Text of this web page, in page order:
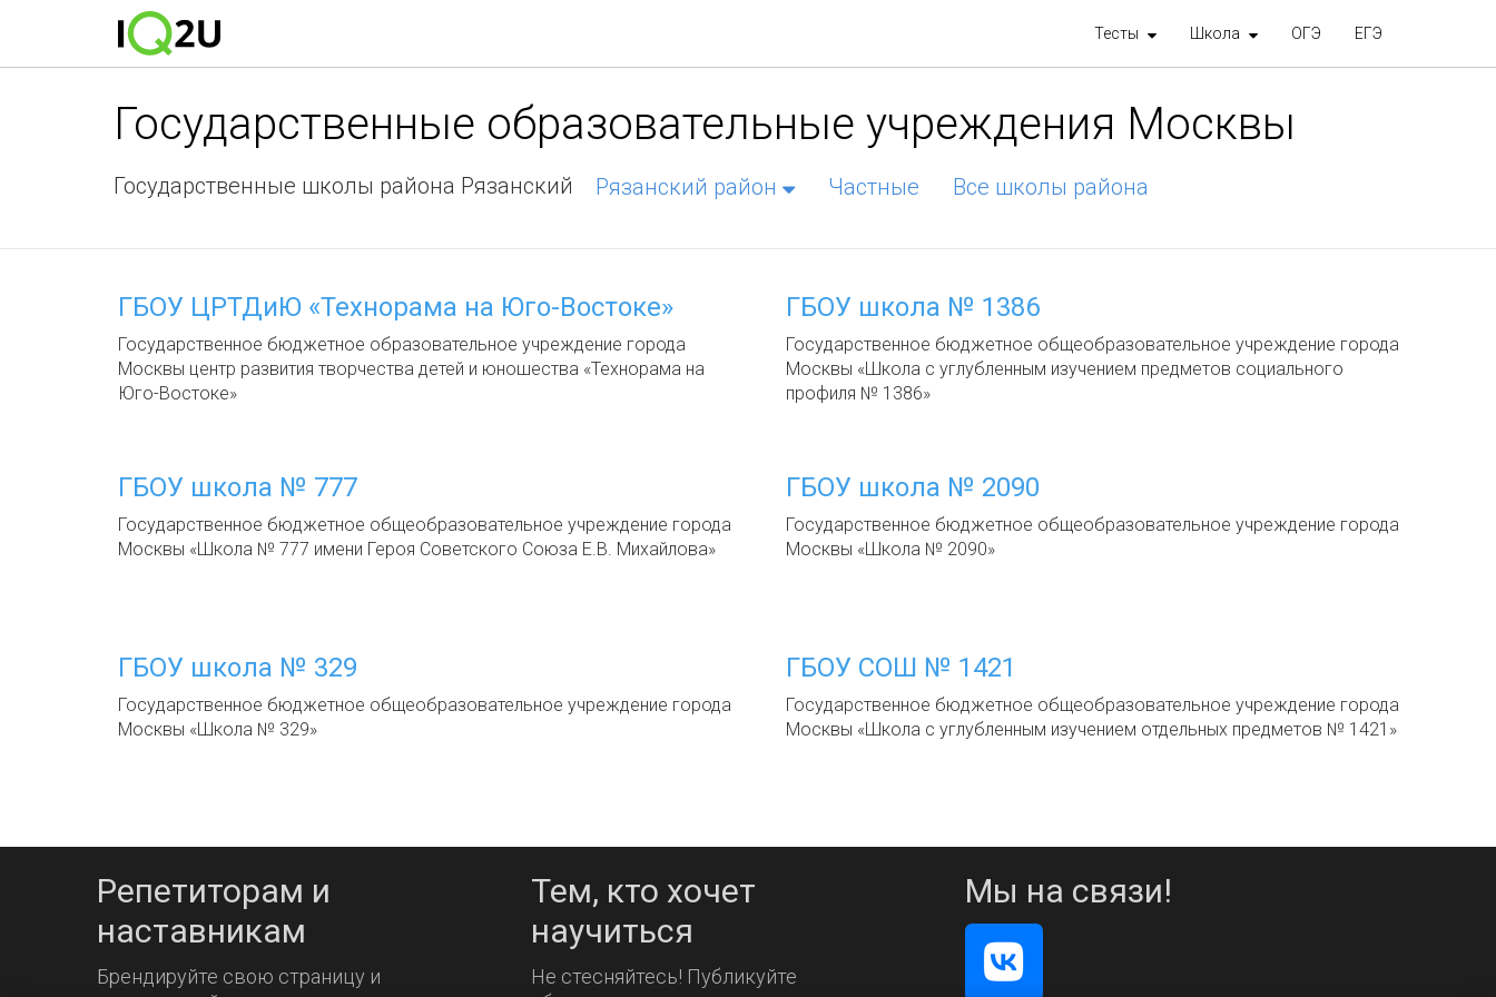
Тесты Школа ОГЭ ЕГЭ
Государственные образовательные учреждения Москвы
Государственные школы района Рязанский Рязанский район Частные Все школы района
ГБОУ ЦРТДиЮ «Технорама на Юго-Востоке»
Государственное бюджетное образовательное учреждение города
Москвы центр развития творчества детей и юношества «Технорама на
Юго-Востоке»
ГБОУ школа № 1386
Государственное бюджетное общеобразовательное учреждение города
Москвы «Школа с углубленным изучением предметов социального
профиля № 1386»
ГБОУ школа № 777
Государственное бюджетное общеобразовательное учреждение города
Москвы «Школа № 777 имени Героя Советского Союза Е.В. Михайлова»
ГБОУ школа № 2090
Государственное бюджетное общеобразовательное учреждение города
Москвы «Школа № 2090»
ГБОУ школа № 329
Государственное бюджетное общеобразовательное учреждение города
Москвы «Школа № 329»
ГБОУ СОШ № 1421
Государственное бюджетное общеобразовательное учреждение города
Москвы «Школа с углубленным изучением отдельных предметов № 1421»
Репетиторам и
наставникам
Брендируйте свою страницу и
Тем, кто хочет
научиться
Не стесняйтесь! Публикуйте
Мы на связи!